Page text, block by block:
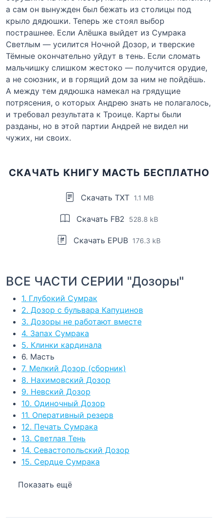
а сам он вынужден был бежать из столицы под
крыло дядюшки. Теперь же стоял выбор
пострашнее. Если Алёшка выйдет из Сумрака
Светлым — усилится Ночной Дозор, и тверские
Тёмные окончательно уйдут в тень. Если сломать
мальчишку слишком жестоко — получится орудие,
а не союзник, и в горящий дом за ним не пойдёшь.
А между тем дядюшка намекал на грядущие
потрясения, о которых Андрею знать не полагалось,
и требовал результата к Троице. Карты были
разданы, но в этой партии Андрей не видел ни
чужих, ни своих.
СКАЧАТЬ КНИГУ МАСТЬ БЕСПЛАТНО
Скачать TXT 1.1 MB
Скачать FB2 528.8 kB
Скачать EPUB 176.3 kB
ВСЕ ЧАСТИ СЕРИИ "Дозоры"
1. Глубокий Сумрак
2. Дозор с бульвара Капуцинов
3. Дозоры не работают вместе
4. Запах Сумрака
5. Клинки кардинала
6. Масть
7. Мелкий Дозор (сборник)
8. Нахимовский Дозор
9. Невский Дозор
10. Одиночный Дозор
11. Оперативный резерв
12. Печать Сумрака
13. Светлая Тень
14. Севастопольский Дозор
15. Сердце Сумрака
Показать ещё